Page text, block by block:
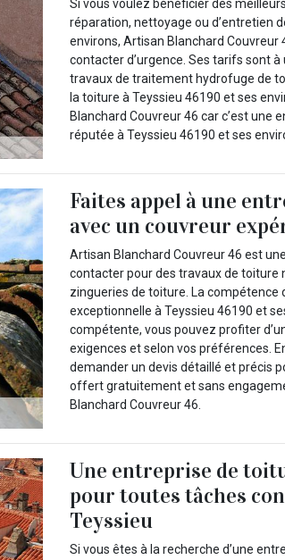
Si vous voulez bénéficier des
réparation, nettoyage ou d’entretien
environs, Artisan Blanchard Couvreur
contacter d’urgence. Ses tarifs sont
travaux de traitement hydrofuge de
la toiture à Teyssieu 46190 et ses
Blanchard Couvreur 46 car c’est une
réputée à Teyssieu 46190 et ses
Faites appel à une
avec un couvreur
Artisan Blanchard Couvreur 46 est
contacter pour des travaux de toiture
zingueries de toiture. La
exceptionnelle à Teyssieu 46190 et
compétente, vous pouvez profiter
exigences et selon vos préférences.
demander un devis détaillé et précis
offert gratuitement et sans
Blanchard Couvreur 46.
Une entreprise de
pour toutes tâches
Teyssieu
Si vous êtes à la recherche d’une